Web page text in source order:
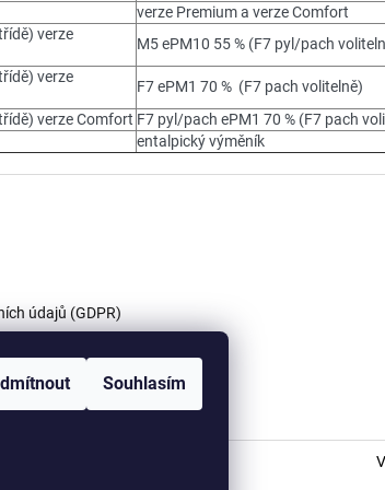
Souhlasím
verze Premium a verze Comfort
verze
M5 ePM10 55 % (F7 pyl/pach
verze
F7 ePM1 70 % (F7 pach volitelně)
verze Comfort F7 pyl/pach ePM1 70 % (F7 pach
entalpický výměník
údajů (GDPR)